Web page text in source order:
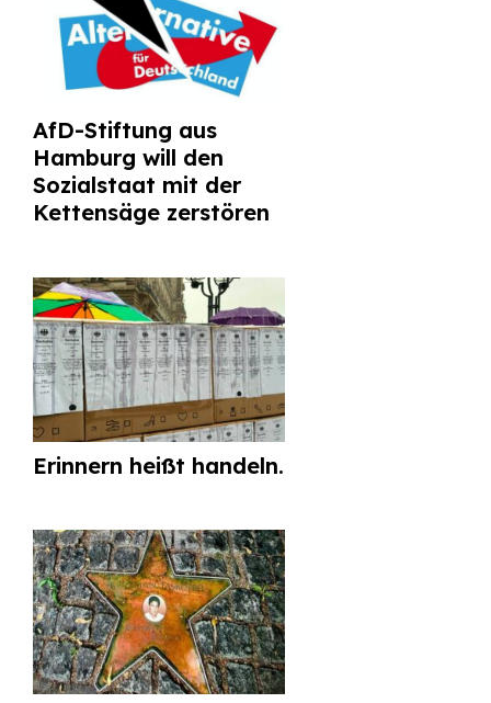
AfD-Stiftung aus
Hamburg will den
Sozialstaat mit der
Kettensäge zerstören
Erinnern heißt handeln.